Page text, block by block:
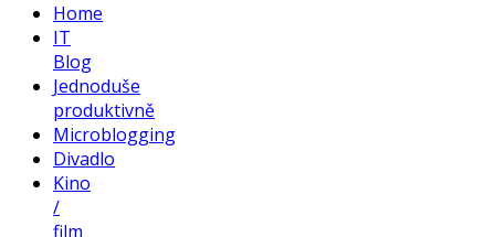
Home
IT
Blog
Jednoduše
produktivně
Microblogging
Divadlo
Kino
/
film